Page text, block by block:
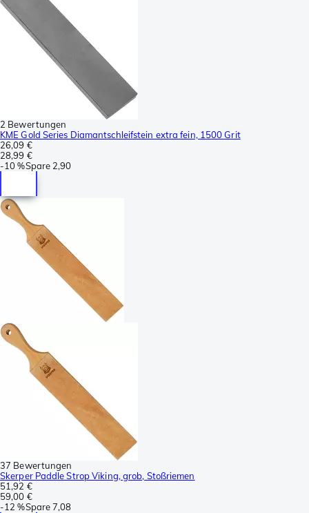
2 Bewertungen
KME Gold Series Diamantschleifstein extra fein, 1500 Grit
26,09 €
28,99 €
-10 %Spare 2,90
37 Bewertungen
Skerper Paddle Strop Viking, grob, Stoßriemen
51,92 €
59,00 €
-12 %Spare7,08